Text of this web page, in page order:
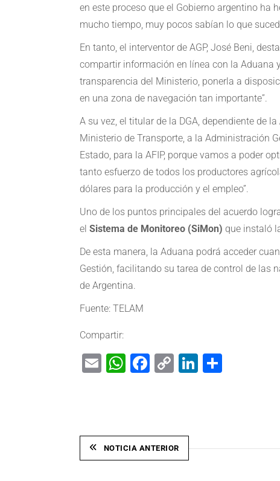
en este proceso que el Gobierno argentino ha
mucho tiempo, muy pocos sabían lo que
En tanto, el interventor de AGP, José Beni,
compartir información en línea con la Aduana
transparencia del Ministerio, ponerla a
en una zona de navegación tan importante”.
A su vez, el titular de la DGA, dependiente de la
Ministerio de Transporte, a la Administración
Estado, para la AFIP, porque vamos a poder
tanto esfuerzo de todos los productores
dólares para la producción y el empleo”.
Uno de los puntos principales del acuerdo
el Sistema de Monitoreo (SiMon) que instaló
De esta manera, la Aduana podrá acceder
Gestión, facilitando su tarea de control de las
de Argentina.
Fuente: TELAM
Compartir:
EmailWhatsApp
Facebook
CopyLinkedIn
NOTICIA ANTERIOR